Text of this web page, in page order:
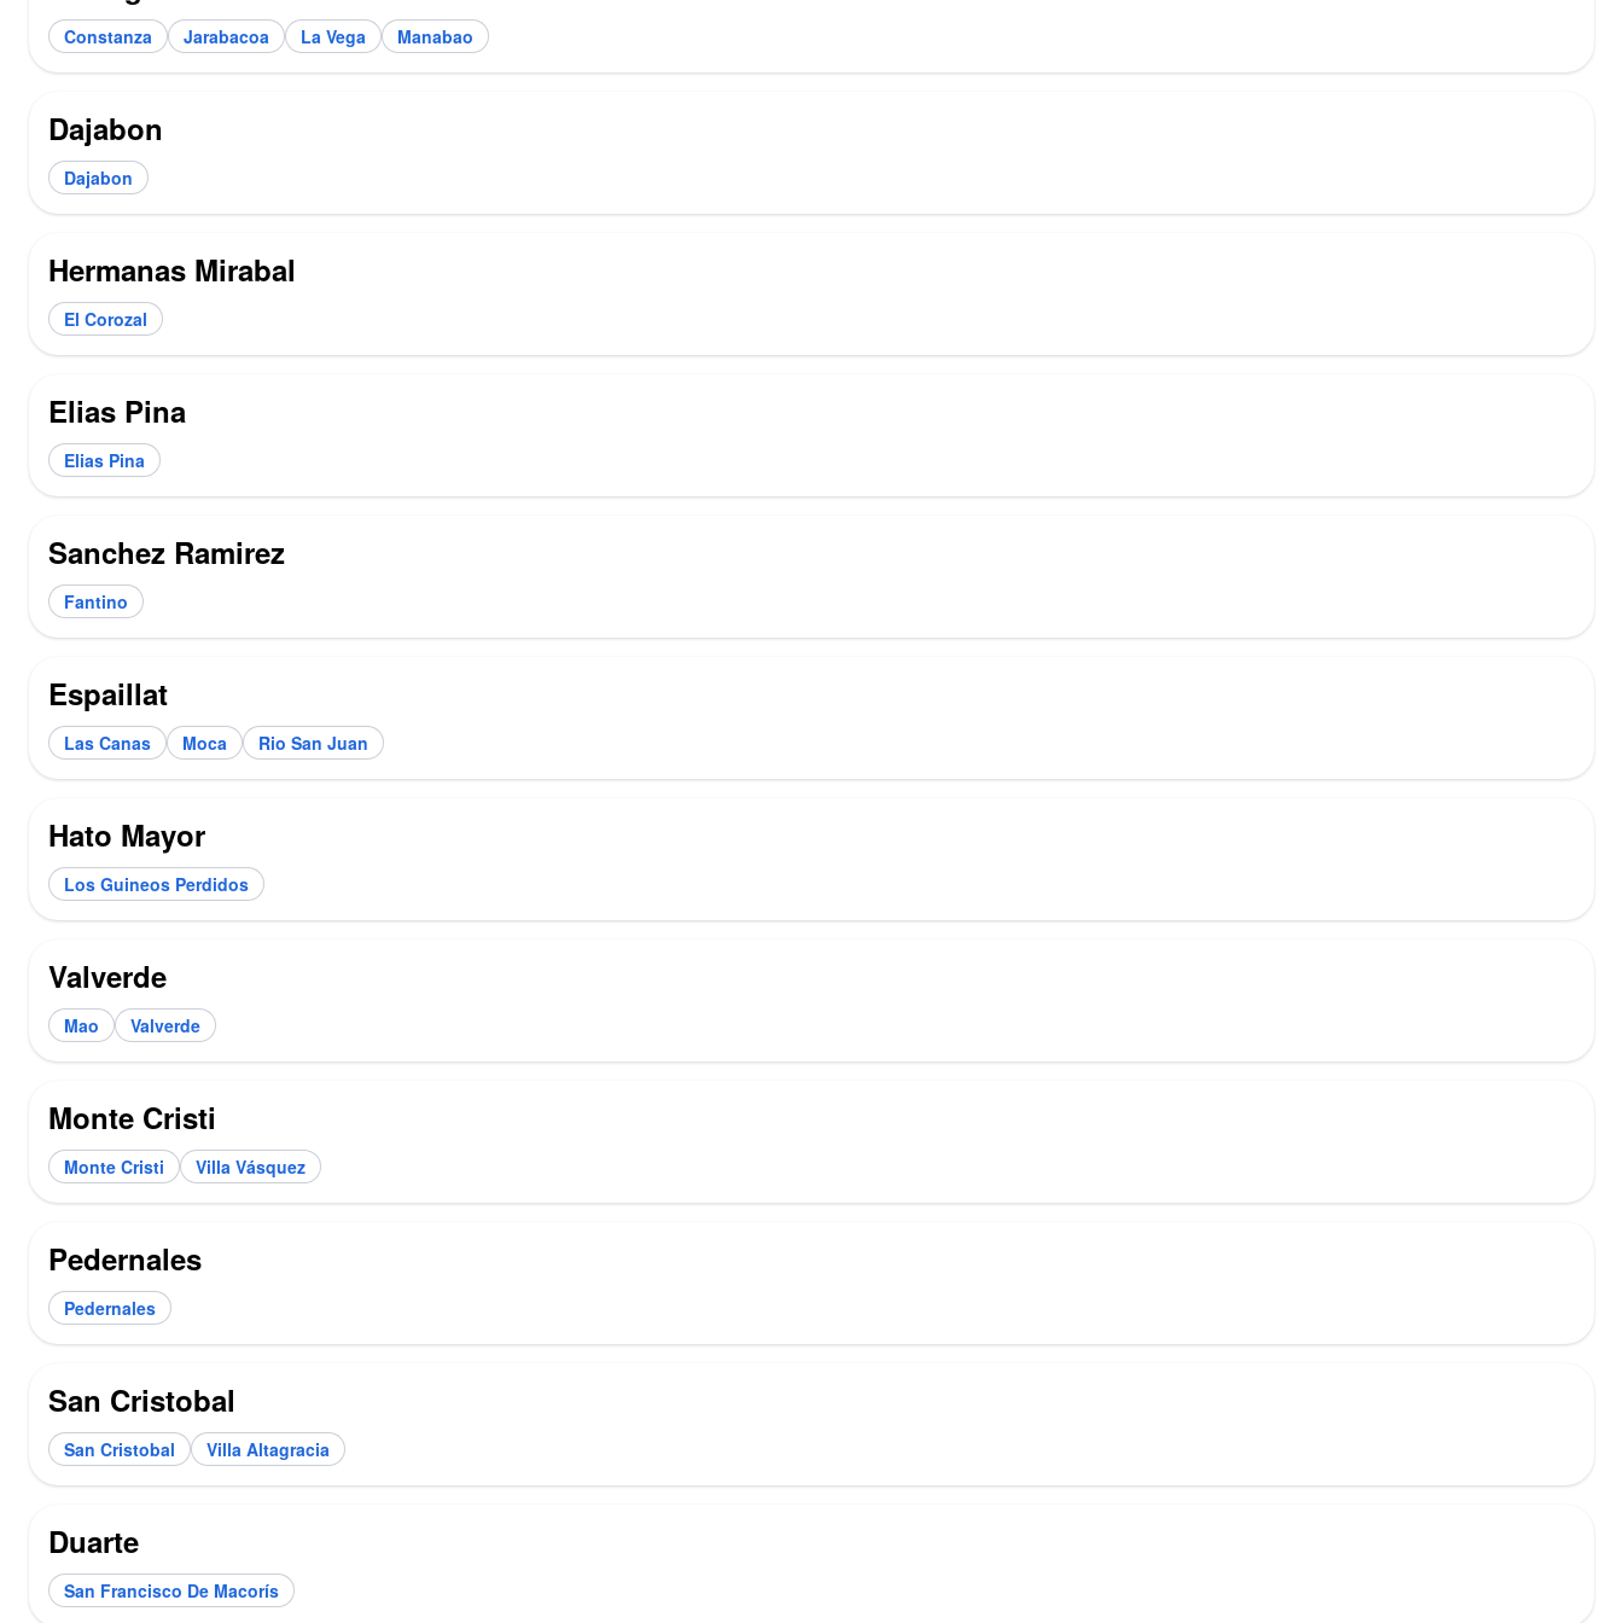
Constanza Jarabacoa La Vega Manabao
Dajabon
Dajabon
Hermanas Mirabal
El Corozal
Elias Pina
Elias Pina
Sanchez Ramirez
Fantino
Espaillat
Las Canas Moca Rio San Juan
Hato Mayor
Los Guineos Perdidos
Valverde
Mao Valverde
Monte Cristi
Monte Cristi Villa Vásquez
Pedernales
Pedernales
San Cristobal
San Cristobal Villa Altagracia
Duarte
San Francisco De Macorís